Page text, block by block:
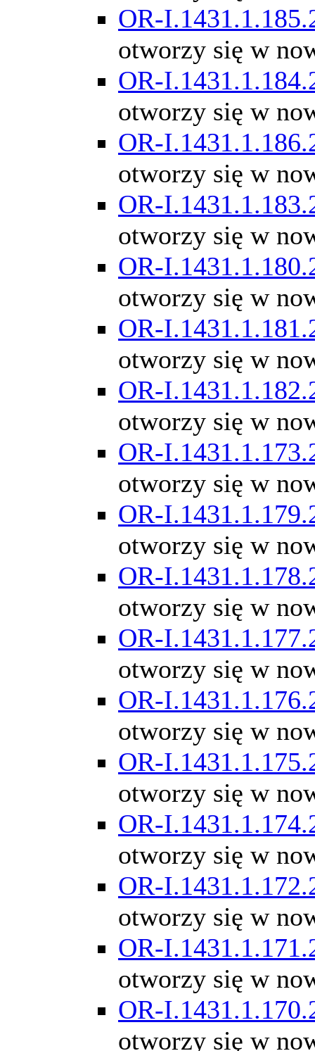
OR-
otworzy się w
OR-
otworzy się w
OR-
otworzy się w
OR-
otworzy się w
OR-
otworzy się w
OR-
otworzy się w
OR-
otworzy się w
OR-
otworzy się w
OR-
otworzy się w
OR-
otworzy się w
OR-
otworzy się w
OR-
otworzy się w
OR-
otworzy się w
OR-
otworzy się w
OR-
otworzy się w
OR-
otworzy się w
OR-
otworzy się w